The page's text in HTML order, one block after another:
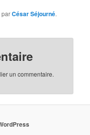
parCésar Séjourné.
un commentaire.